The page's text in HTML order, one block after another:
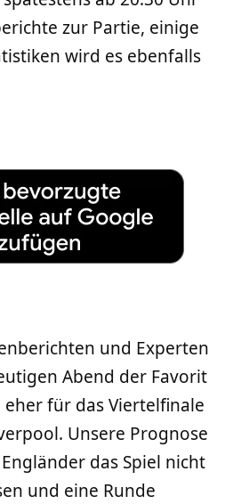
zur Partie, einige
wird es ebenfalls
und Experten
Abend der Favorit
für das Viertelfinale
Unsere Prognose
das Spiel nicht
und eine Runde